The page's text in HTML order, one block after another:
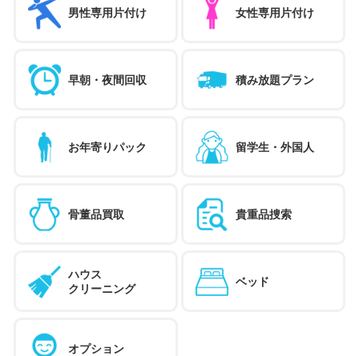
男性専用片付け 女性専用片付け
早朝・夜間回収 積み放題プラン
お年寄りパック 留学生・外国人
骨董品買取 貴重品捜索
ハウス
クリーニング
ベッド
オプション